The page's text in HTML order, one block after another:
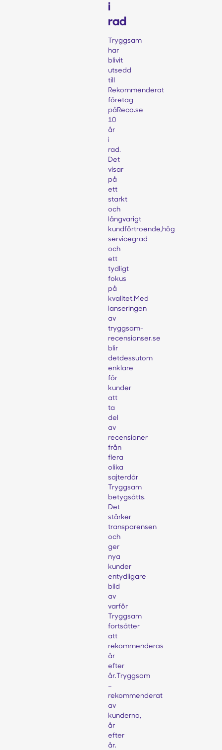
i
rad
Tryggsam
har
blivit
utsedd
till
Rekommenderat
företag
påReco.se
10
år
i
rad.
Det
visar
på
ett
starkt
och
långvarigt
kundförtroende,hög
servicegrad
och
ett
tydligt
fokus
på
kvalitet.Med
lanseringen
av
tryggsam-
recensionser.se
blir
detdessutom
enklare
för
kunder
att
ta
del
av
recensioner
från
flera
olika
sajterdär
Tryggsam
betygsätts.
Det
stärker
transparensen
och
ger
nya
kunder
entydligare
bild
av
varför
Tryggsam
fortsätter
att
rekommenderas
år
efter
år.Tryggsam
–
rekommenderat
av
kunderna,
år
efter
år.‍